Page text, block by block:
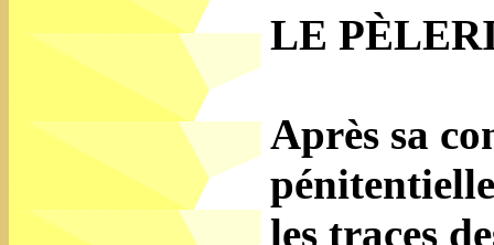
LE
Après sa
les traces